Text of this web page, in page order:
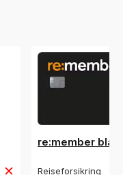
re:member
Reiseforsikring